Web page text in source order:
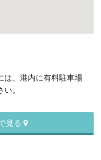
は、港内に有料駐車場
。
見る